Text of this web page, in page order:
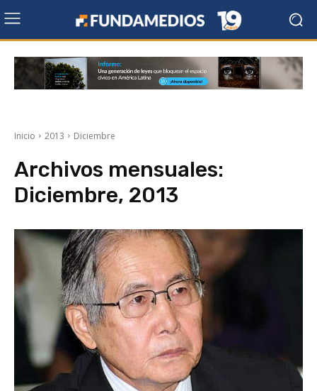
Inicio 2013 Diciembre
Archivos mensuales:
Diciembre, 2013